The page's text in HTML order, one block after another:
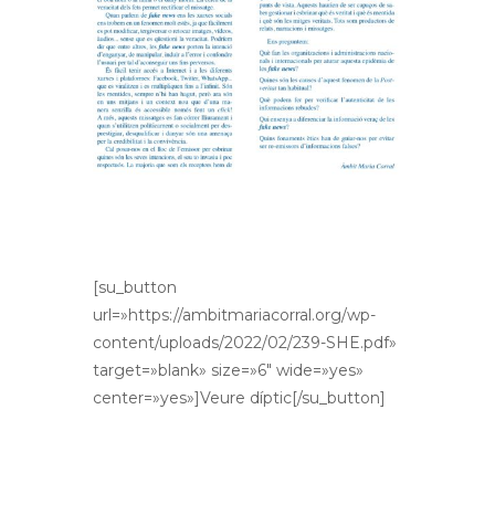
[su_button
url=»https://ambitmariacorral.org/wp-
content/uploads/2022/02/239-SHE.pdf»
target=»blank» size=»6″ wide=»yes»
center=»yes»]Veure díptic[/su_button]